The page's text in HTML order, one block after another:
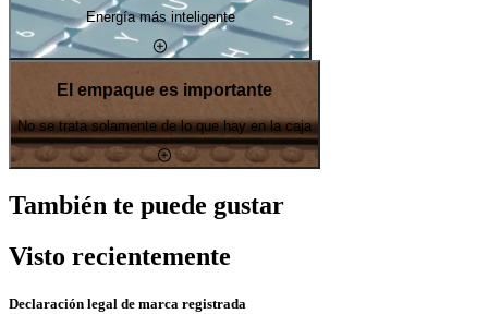
Energía más inteligente
El empaque es importante
No se trata solamente de lo que hay en la caja
También te puede gustar
Visto recientemente
Declaración legal de marca registrada